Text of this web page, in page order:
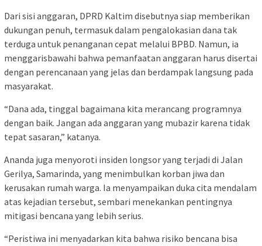
Dari sisi anggaran, DPRD Kaltim disebutnya siap memberikan
dukungan penuh, termasuk dalam pengalokasian dana tak
terduga untuk penanganan cepat melalui BPBD. Namun, ia
menggarisbawahi bahwa pemanfaatan anggaran harus disertai
dengan perencanaan yang jelas dan berdampak langsung pada
masyarakat.
“Dana ada, tinggal bagaimana kita merancang programnya
dengan baik. Jangan ada anggaran yang mubazir karena tidak
tepat sasaran,” katanya.
Ananda juga menyoroti insiden longsor yang terjadi di Jalan
Gerilya, Samarinda, yang menimbulkan korban jiwa dan
kerusakan rumah warga. Ia menyampaikan duka cita mendalam
atas kejadian tersebut, sembari menekankan pentingnya
mitigasi bencana yang lebih serius.
“Peristiwa ini menyadarkan kita bahwa risiko bencana bisa